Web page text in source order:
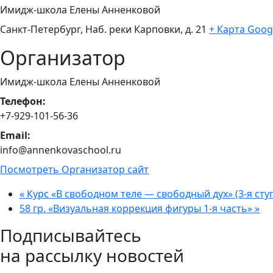
Имидж-школа Елены Анненковой
Санкт-Петербург, Наб. реки Карповки, д. 21 + Карта
Организатор
Имидж-школа Елены Анненковой
Телефон:
+7-929-101-56-36
Email:
info@annenkovaschool.ru
Посмотреть Организатор сайт
« Курс «В свободном теле — свободный дух» (3-я
58 гр. «Визуальная коррекция фигуры 1-я часть»»
Подписывайтесь
на рассылку новостей